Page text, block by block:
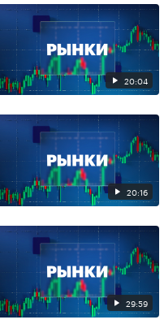
20:04
20:16
29:59